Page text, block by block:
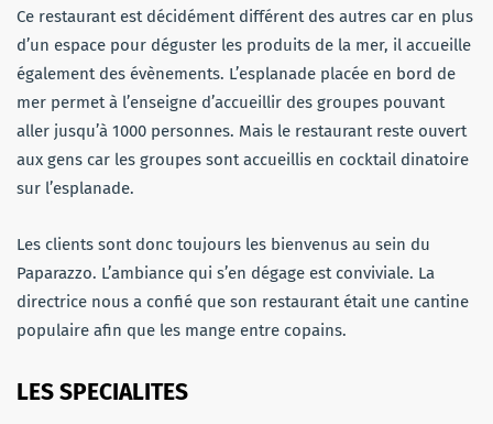
Ce restaurant est décidément différent des autres car en plus
d’un espace pour déguster les produits de la mer, il accueille
également des évènements. L’esplanade placée en bord de
mer permet à l’enseigne d’accueillir des groupes pouvant
aller jusqu’à 1000 personnes. Mais le restaurant reste ouvert
aux gens car les groupes sont accueillis en cocktail dinatoire
sur l’esplanade.
Les clients sont donc toujours les bienvenus au sein du
Paparazzo. L’ambiance qui s’en dégage est conviviale. La
directrice nous a confié que son restaurant était une cantine
populaire afin que les mange entre copains.
LES SPECIALITES